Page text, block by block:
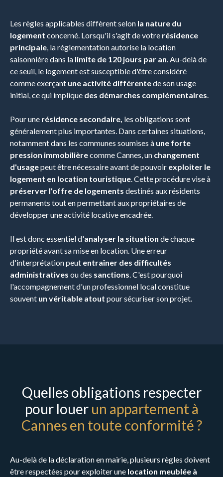
Les règles applicables diffèrent selon la nature du
logement concerné. Lorsqu'il s'agit de votre résidence
principale, la réglementation autorise la location
saisonnière dans la limite de 120 jours par an. Au-delà de
ce seuil, le logement est susceptible d'être considéré
comme exerçant une activité différentede son usage
initial, ce qui implique des démarches complémentaires.
Pour une résidence secondaire, les obligations sont
généralement plus importantes. Dans certaines situations,
notamment dans les communes soumises à une forte
pression immobilièrecomme Cannes, un changement
d'usagepeut être nécessaire avant de pouvoir exploiter le
logement en location touristique. Cette procédure vise à
préserver l'offre de logements destinés aux résidents
permanents tout en permettant aux propriétaires de
développer une activité locative encadrée.
Il est donc essentiel d'analyser la situation de chaque
propriété avant sa mise en location. Une erreur
d'interprétation peut entraîner des difficultés
administratives ou des sanctions. C'est pourquoi
l'accompagnement d'un professionnel local constitue
souvent un véritable atout pour sécuriser son projet.
Quelles obligations respecter
pour louerun appartement à
Cannes en toute conformité ?
Au-delà de la déclaration en mairie, plusieurs règles doivent
être respectées pour exploiter une location meublée à